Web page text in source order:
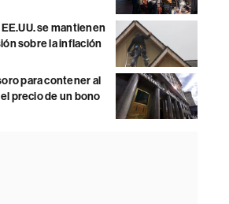
se mantienen
sobre la inflación
para contener al
precio de un bono